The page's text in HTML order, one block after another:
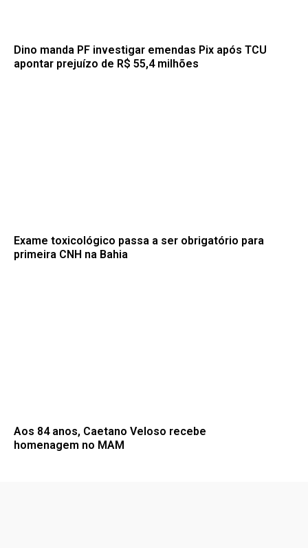
Dino manda PF investigar emendas Pix após TCU
apontar prejuízo de R$ 55,4 milhões
Exame toxicológico passa a ser obrigatório para
primeira CNH na Bahia
Aos 84 anos, Caetano Veloso recebe
homenagem no MAM